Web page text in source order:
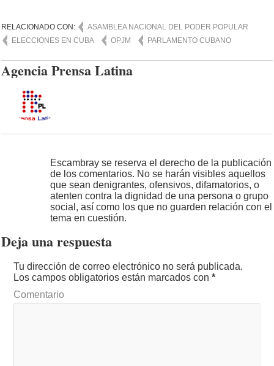
RELACIONADO CON:
ASAMBLEA NACIONAL DEL PODER POPULAR
ELECCIONES EN CUBA
OPJM PARLAMENTO CUBANO
Agencia Prensa Latina
Escambray se reserva el derecho de la publicación
de los comentarios. No se harán visibles aquellos
que sean denigrantes, ofensivos, difamatorios, o
atenten contra la dignidad de una persona o grupo
social, así como los que no guarden relación con el
tema en cuestión.
Deja una respuesta
Tu dirección de correo electrónico no será publicada.
Los campos obligatorios están marcados con*
Comentario